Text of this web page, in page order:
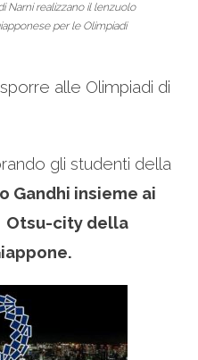
Narni realizzano il lenzuolo
per le Olimpiadi
alle Olimpiadi di
gli studenti della
Gandhi insieme ai
Otsu-city della